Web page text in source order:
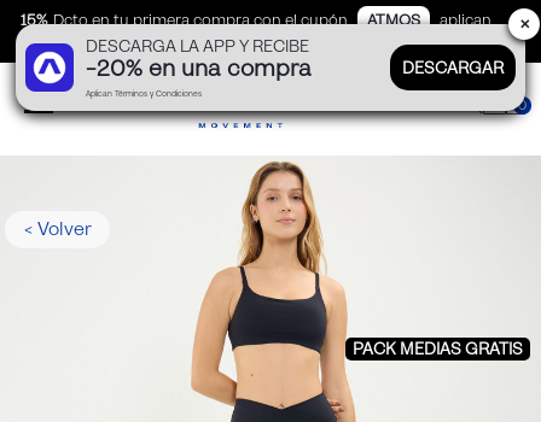
15% Dcto en tu primera compra con el cupón ATMOS
aplican
TyC
0
< Volver
PACK MEDIAS GRATIS
DESCARGA LA APP Y RECIBE
-20% en una compra
Aplican Términos y Condiciones
DESCARGAR
✕